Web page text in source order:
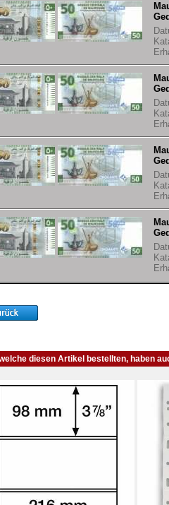
diesen Artikel bestellten, haben